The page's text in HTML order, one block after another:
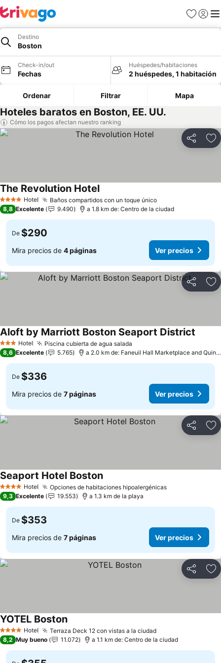
Favoritos
Iniciar
Destino
Boston
Check-in/out
Fechas
Huéspedes/habitaciones
2 huéspedes, 1 habitación
Ordenar Filtrar Mapa
Hoteles baratos en Boston, EE. UU.
Cómo los pagos afectan nuestro ranking
Compartir
4 EstrellasHotel Baños compartidos con un toque únicoVer precios
The Revolution HotelVer precios
8,8 Excelente 9.490 a 1.8 km de: Centro de la ciudad
De $290
Mira precios de 4 páginas Ver precios
Compartir
3 Estrellas
Hotel Piscina cubierta de agua salada
Aloft by Marriott Boston Seaport District
8,6 Excelente 5.765 a 2.0 km de: Faneuil Hall Marketplace and
De $336
Mira precios de 7 páginas Ver precios
Compartir
4 EstrellasHotel Opciones de habitaciones hipoalergénicasVer precios
Seaport Hotel BostonVer precios
9,3 Excelente 19.553 a 1.3 km de la playa
De $353
Mira precios de 7 páginas Ver precios
Compartir
4 EstrellasHotel Terraza Deck 12 con vistas a la ciudadVer precios
YOTEL BostonVer precios
8,2 Muy bueno 11.072 a 1.1 km de: Centro de la ciudad